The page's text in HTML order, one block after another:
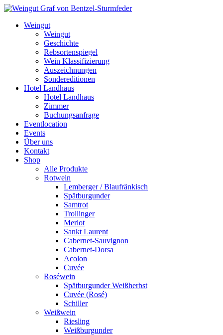
Weingut
Weingut
Geschichte
Rebsortenspiegel
Wein Klassifizierung
Auszeichnungen
Sondereditionen
Hotel Landhaus
Hotel Landhaus
Zimmer
Buchungsanfrage
Eventlocation
Events
Über uns
Kontakt
Shop
Alle Produkte
Rotwein
Lemberger / Blaufränkisch
Spätburgunder
Samtrot
Trollinger
Merlot
Sankt Laurent
Cabernet-Sauvignon
Cabernet-Dorsa
Acolon
Cuvée
Roséwein
Spätburgunder Weißherbst
Cuvée (Rosé)
Schiller
Weißwein
Riesling
Weißburgunder